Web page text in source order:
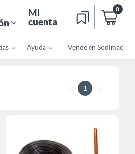
Mi
cuenta
0
Ayuda Vende en Sodimac
1